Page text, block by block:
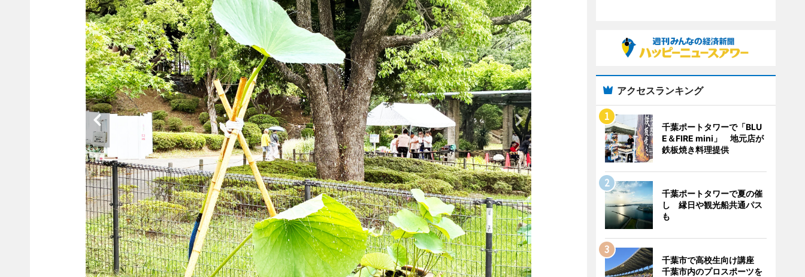
アクセスランキング
千葉ポートタワーで「BLU
E＆FIRE mini」 地元店が
鉄板焼き料理提供
千葉ポートタワーで夏の催
し 縁日や観光船共通パス
も
千葉市で高校生向け講座
千葉市内のプロスポーツを